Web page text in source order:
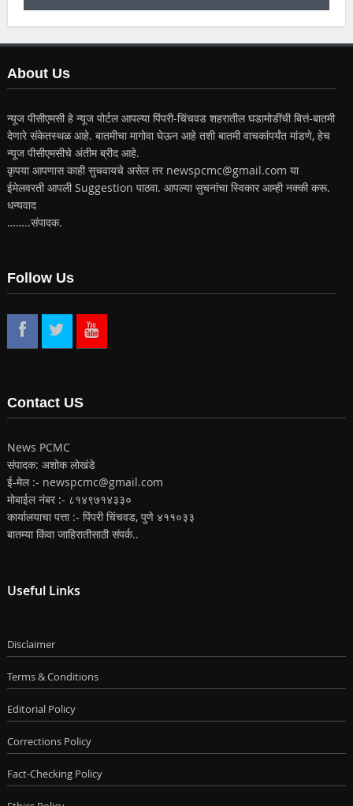
About Us
न्यूज पीसीएमसी हे न्यूज पोर्टल आपल्या पिंपरी-चिंचवड शहरातील घडामोडींची बित्तं-बातमी
देणारे संकेतस्थळ आहे. बातमीचा मागोवा घेऊन आहे तशी बातमी वाचकांपर्यंत मांडणे, हेच
न्यूज पीसीएमसीचे अंतीम ब्रीद आहे.
कृपया आपणास काही सुचवायचे असेल तर newspcmc@gmail.com या
ईमेलवरती आपली Suggestion पाठवा. आपल्या सुचनांचा स्विकार आम्ही नक्की करू.
धन्यवाद
……..संपादक.
Follow Us
Contact US
News PCMC
संपादक: अशोक लोखंडे
ई-मेल :- newspcmc@gmail.com
मोबाईल नंबर :- ८१४९७१४३३०
कार्यालयाचा पत्ता :- पिंपरी चिंचवड, पुणे ४११०३३
बातम्या किंवा जाहिरातीसाठी संपर्क..
Useful Links
Disclaimer
Terms & Conditions
Editorial Policy
Corrections Policy
Fact-Checking Policy